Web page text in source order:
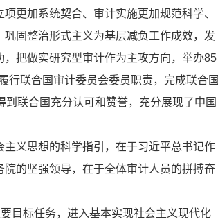
更加系统契合、审计实施更加规范科学、
固整治形式主义为基层减负工作成效，发
把做实研究型审计作为主攻方向，举办85
行联合国审计委员会委员职责，完成联合国
联合国充分认可和赞誉，充分展现了中国
主义思想的科学指引，在于习近平总书记作
的坚强领导，在于全体审计人员的拼搏奋
目标任务，进入基本实现社会主义现代化